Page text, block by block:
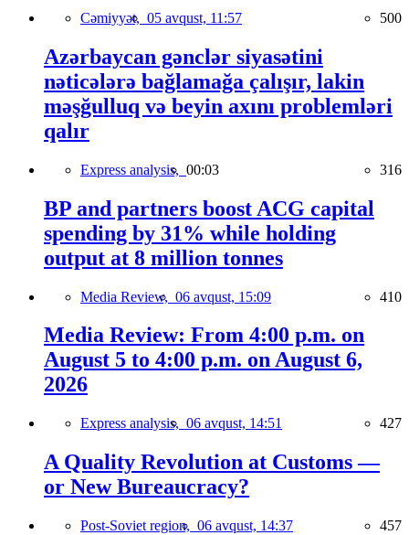
Cəmiyyət, 05 avqust, 11:57 500
Azərbaycan gənclər siyasətini
nəticələrə bağlamağa çalışır, lakin
məşğulluq və beyin axını problemləri
qalır
Express analysis, 00:03 316
BP and partners boost ACG capital
spending by 31% while holding
output at 8 million tonnes
Media Review, 06 avqust, 15:09 410
Media Review: From 4:00 p.m. on
August 5 to 4:00 p.m. on August 6,
2026
Express analysis, 06 avqust, 14:51 427
A Quality Revolution at Customs —
or New Bureaucracy?
Post-Soviet region, 06 avqust, 14:37 457